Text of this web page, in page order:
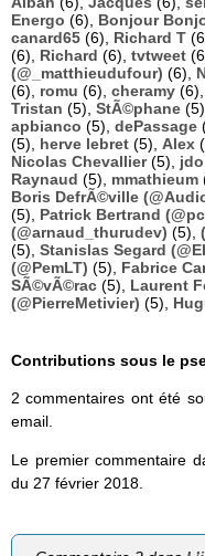
Energo (6), Bonjour
canard65 (6), Richard T
(6), Richard (6), tvtweet
(@_matthieudufour) (6),
(6), romu (6), cheramy (6),
Tristan (5), StÃ©phane (5),
apbianco (5), dePassage
(5), herve lebret (5), Alex
Nicolas Chevallier(5), jdo
Raynaud (5), mmathieum
Boris DefrÃ©ville
(5), Patrick Bertrand
(@arnaud_thurudev) (5),
(5), Stanislas Segard
(@PemLT) (5), Fabrice
SÃ©vÃ©rac (5), Laurent
(@PierreMetivier) (5),
Contributions sous le
2 commentaires ont été
email.
Le premier commentaire
du 27 février 2018.